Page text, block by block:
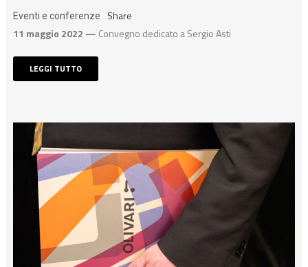
Eventi e conferenze
Share
11 maggio 2022 — Convegno dedicato a Sergio Asti
LEGGI TUTTO